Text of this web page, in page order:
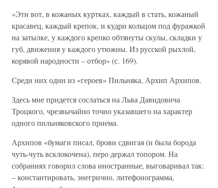
«Эти вот, в кожаных куртках, каждый в стать, кожаный
красавец, каждый крепок, и кудри кольцом под фуражкой
на затылке, у каждого крепко обтянуты скулы, складки у
губ, движения у каждого утюжны. Из русской рыхлой,
корявой народности – отбор» (с. 169).
Среди них один из «героев» Пильняка, Архип Архипов.
Здесь мне придется сослаться на Льва Давидовича
Троцкого, чрезвычайно точно указавшего на характер
одного пильняковского приема.
Архипов «бумаги писал, брови сдвигая (и была борода
чуть-чуть всклокочена), перо держал топором. На
собраниях говорил слова иностранные, выговаривал так:
– константировать, энегрично, литефонограмма,